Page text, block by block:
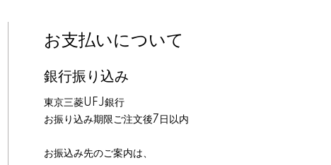
お支払いについて
銀行振り込み
東京三菱UFJ銀行
お振り込み期限ご注文後7日以内
お振込み先のご案内は、